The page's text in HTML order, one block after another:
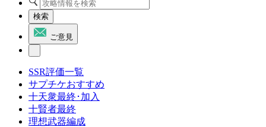
検索
ご意見
SSR評価一覧
サプチケおすすめ
十天衆最終･加入
十賢者最終
理想武器編成